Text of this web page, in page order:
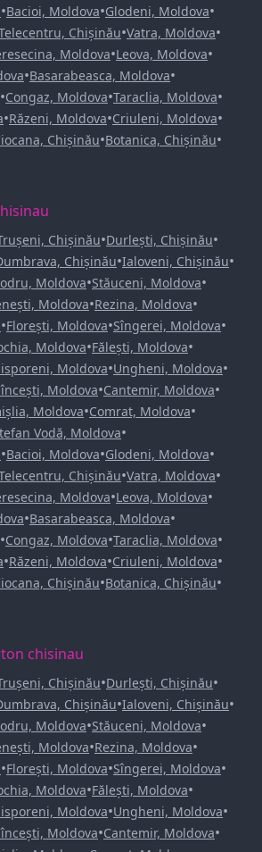
•Bacioi, Moldova•Glodeni, Moldova•
Chișinău•Vatra, Moldova•
Moldova•Leova, Moldova•
•Basarabeasca, Moldova•
•Congaz, Moldova•Taraclia, Moldova•
•Răzeni, Moldova•Criuleni, Moldova•
Chișinău•Botanica, Chișinău•
Chișinău•Durlești, Chișinău•
Chișinău•Ialoveni, Chișinău•
Moldova•Stăuceni, Moldova•
Moldova•Rezina, Moldova•
•Florești, Moldova•Sîngerei, Moldova•
Moldova•Fălești, Moldova•
Moldova•Ungheni, Moldova•
Moldova•Cantemir, Moldova•
Moldova•Comrat, Moldova•
Vodă, Moldova•
•Bacioi, Moldova•Glodeni, Moldova•
Chișinău•Vatra, Moldova•
Moldova•Leova, Moldova•
•Basarabeasca, Moldova•
•Congaz, Moldova•Taraclia, Moldova•
•Răzeni, Moldova•Criuleni, Moldova•
Chișinău•Botanica, Chișinău•
chisinau
Chișinău•Durlești, Chișinău•
Chișinău•Ialoveni, Chișinău•
Moldova•Stăuceni, Moldova•
Moldova•Rezina, Moldova•
•Florești, Moldova•Sîngerei, Moldova•
Moldova•Fălești, Moldova•
Moldova•Ungheni, Moldova•
Moldova•Cantemir, Moldova•